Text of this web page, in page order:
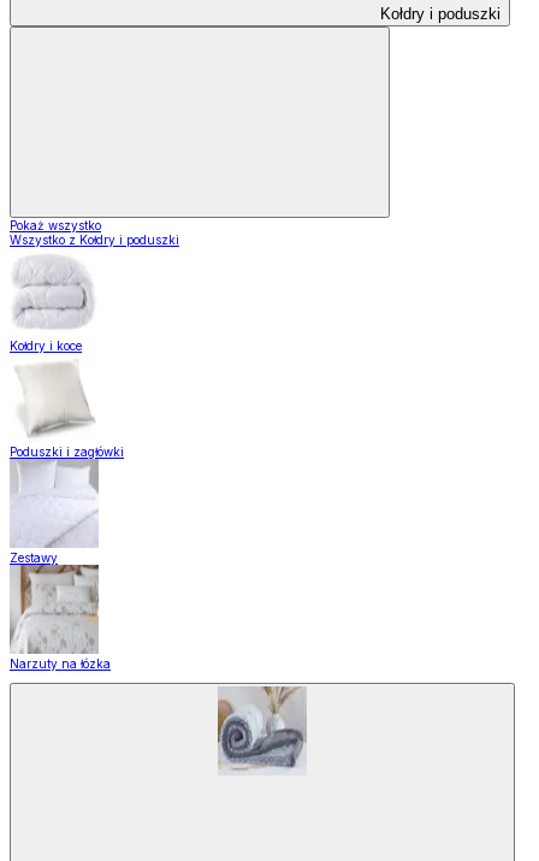
Kołdry i poduszki
Pokaż wszystko
Wszystko z Kołdry i poduszki
Kołdry i koce
Poduszki i zagłówki
Zestawy
Narzuty na łózka